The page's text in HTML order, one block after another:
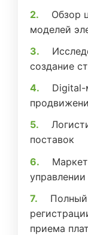
Обзор
моделей
создание
Digital-
поставок
приема